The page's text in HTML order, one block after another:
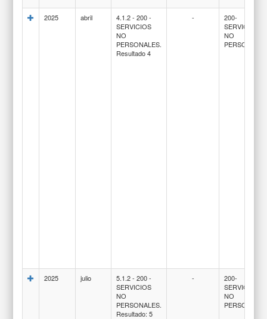
2025 abril
4.1.2 - 200 -
SERVICIOS
NO
PERSONALES.
Resultado 4
-
200-
SERVICIOS
NO
2025 julio
5.1.2 - 200 -
SERVICIOS
NO
PERSONALES.
Resultado: 5
-
200-
SERVICIOS
NO